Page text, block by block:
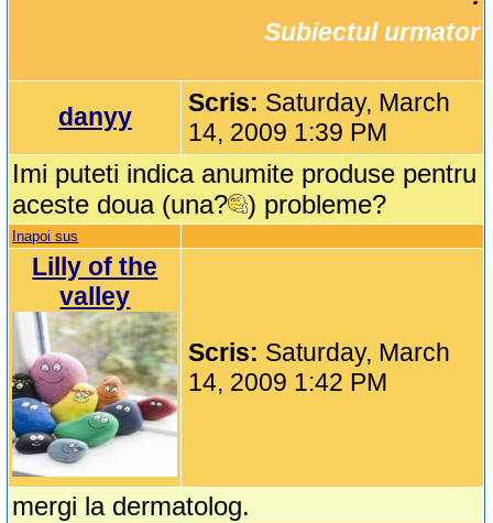
Subiectul urmator
danyy Scris: Saturday, March
14, 2009 1:39 PM
Imi puteti indica anumite produse pentru
aceste doua (una?
) probleme?
Inapoi sus
Lilly of the
valley
Scris: Saturday, March
14, 2009 1:42 PM
mergi la dermatolog.